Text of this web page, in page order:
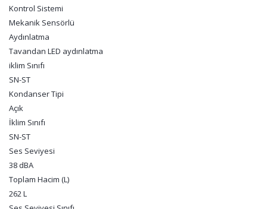
Kontrol Sistemi
Mekanik Sensörlü
Aydınlatma
Tavandan LED aydınlatma
iklim Sınıfı
SN-ST
Kondanser Tipi
Açık
İklim Sınıfı
SN-ST
Ses Seviyesi
38 dBA
Toplam Hacim (L)
262 L